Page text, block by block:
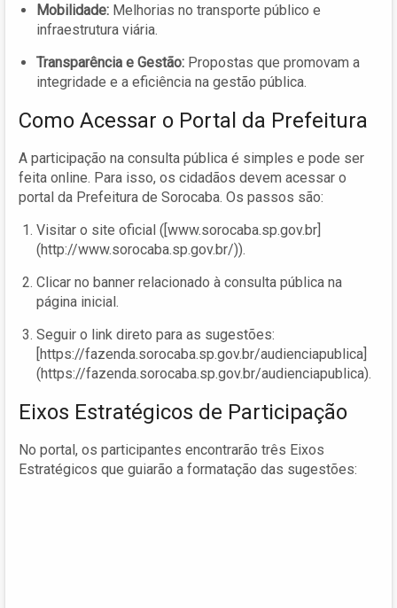
Mobilidade: Melhorias no transporte público e
infraestrutura viária.
Transparência e Gestão: Propostas que promovam a
integridade e a eficiência na gestão pública.
Como Acessar o Portal da Prefeitura
A participação na consulta pública é simples e pode ser
feita online. Para isso, os cidadãos devem acessar o
portal da Prefeitura de Sorocaba. Os passos são:
Visitar o site oficial ([www.sorocaba.sp.gov.br]
(http://www.sorocaba.sp.gov.br/)).
Clicar no banner relacionado à consulta pública na
página inicial.
Seguir o link direto para as sugestões:
[https://fazenda.sorocaba.sp.gov.br/audienciapublica]
(https://fazenda.sorocaba.sp.gov.br/audienciapublica).
Eixos Estratégicos de Participação
No portal, os participantes encontrarão três Eixos
Estratégicos que guiarão a formatação das sugestões: